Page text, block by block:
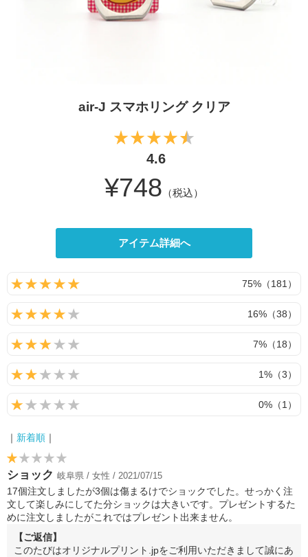
air-J スマホリング クリア
4.6
¥748 （税込）
アイテム詳細へ
75%（181）
16%（38）
7%（18）
1%（3）
0%（1）
｜ 新着順 ｜
ショック 岐阜県 / 女性 / 2021/07/15
17個注文しましたが3個は傷まるけでショックでした。せっかく注
文して楽しみにしてた分ショックは大きいです。プレゼントするた
めに注文しましたがこれではプレゼント出来ません。
【ご返信】
このたびはオリジナルプリント.jpをご利用いただきまして誠にあ